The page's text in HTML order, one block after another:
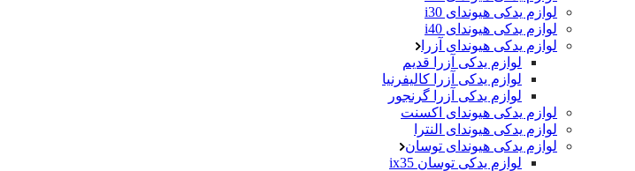
لوازم یدکی هیوندای i30
لوازم یدکی هیوندای i40
لوازم یدکی هیوندای آزرا
لوازم یدکی آزرا قدیم
لوازم یدکی آزرا کالیفرنیا
لوازم یدکی آزرا گرنجور
لوازم یدکی هیوندای اکسنت
لوازم یدکی هیوندای النترا
لوازم یدکی هیوندای توسان
لوازم یدکی توسان ix35